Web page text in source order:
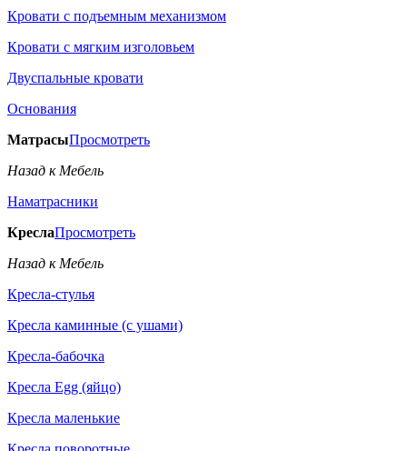
Кровати с подъемным механизмом
Кровати с мягким изголовьем
Двуспальные кровати
Основания
МатрасыПросмотреть
Назад к Мебель
Наматрасники
КреслаПросмотреть
Назад к Мебель
Кресла-стулья
Кресла каминные (с ушами)
Кресла-бабочка
Кресла Egg (яйцо)
Кресла маленькие